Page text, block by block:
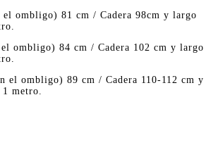
ombligo) 81 cm / Cadera 98cm y largo
ombligo) 84 cm / Cadera 102 cm y largo
el ombligo) 89 cm / Cadera 110-112 cm y
metro.